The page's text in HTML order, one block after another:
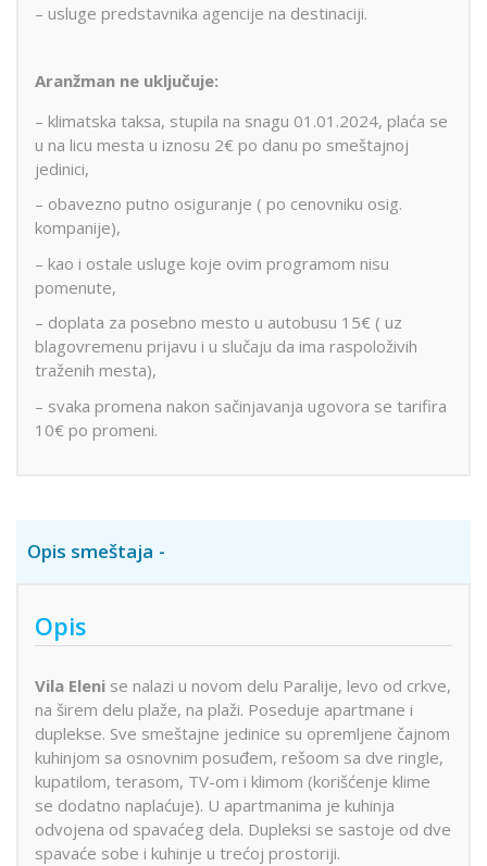
– usluge predstavnika agencije na destinaciji.
Aranžman ne uključuje:
– klimatska taksa, stupila na snagu 01.01.2024, plaća se
u na licu mesta u iznosu 2€ po danu po smeštajnoj
jedinici,
– obavezno putno osiguranje ( po cenovniku osig.
kompanije),
– kao i ostale usluge koje ovim programom nisu
pomenute,
– doplata za posebno mesto u autobusu 15€ ( uz
blagovremenu prijavu i u slučaju da ima raspoloživih
traženih mesta),
– svaka promena nakon sačinjavanja ugovora se tarifira
10€ po promeni.
Opis smeštaja
Opis
Vila Eleni se nalazi u novom delu Paralije, levo od crkve,
na širem delu plaže, na plaži. Poseduje apartmane i
duplekse. Sve smeštajne jedinice su opremljene čajnom
kuhinjom sa osnovnim posuđem, rešoom sa dve ringle,
kupatilom, terasom, TV-om i klimom (korišćenje klime
se dodatno naplaćuje). U apartmanima je kuhinja
odvojena od spavaćeg dela. Dupleksi se sastoje od dve
spavaće sobe i kuhinje u trećoj prostoriji.